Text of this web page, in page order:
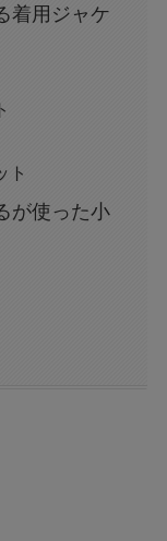
着用ジャケ
ト
が使った小